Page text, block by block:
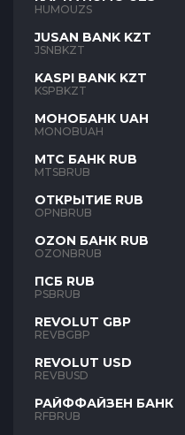
HUMOUZS
JUSAN BANK KZT
JSNBKZT
KASPI BANK KZT
KSPBKZT
МОНОБАНК UAH
MONOBUAH
МТС БАНК RUB
MTSBRUB
ОТКРЫТИЕ RUB
OPNBRUB
OZON БАНК RUB
OZONBRUB
ПСБ RUB
PSBRUB
REVOLUT GBP
REVBGBP
REVOLUT USD
REVBUSD
РАЙФФАЙЗЕН БАНК
RFBRUB